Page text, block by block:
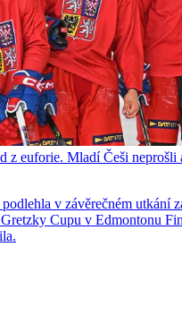
z euforie. Mladí Češi neprošli
v závěrečném utkání
Cupu v Edmontonu